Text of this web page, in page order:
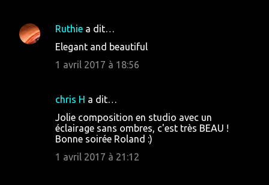
Ruthie a dit…
Elegant and beautiful
1 avril 2017 à 18:56
chris H a dit…
Jolie composition en studio avec un
éclairage sans ombres, c'est très BEAU !
Bonne soirée Roland :)
1 avril 2017 à 21:12